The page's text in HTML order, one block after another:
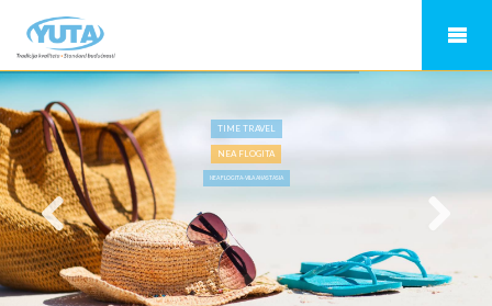
TIME TRAVEL
NEA FLOGITA
NEA FLOGITA-VILA ANASTASIA